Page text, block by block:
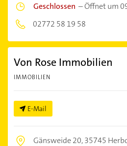
Geschlossen –Öffnet um
02772 58 19 58
Von Rose Immobilien
IMMOBILIEN
E-Mail
Gänsweide 20,35745